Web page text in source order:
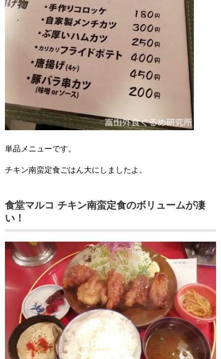
単品メニューです。
チキン南蛮定食ごはん大にしましたよ。
食堂マルコ チキン南蛮定食のボリュームが凄
い！